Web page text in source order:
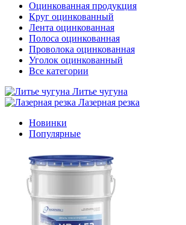
Оцинкованная продукция
Круг оцинкованный
Лента оцинкованная
Полоса оцинкованная
Проволока оцинкованная
Уголок оцинкованный
Все категории
Литье чугуна
Лазерная резка
Новинки
Популярные